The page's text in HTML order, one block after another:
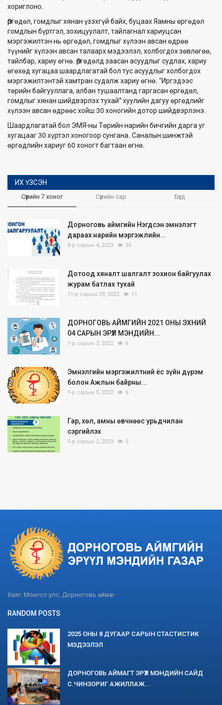
хориглоно.
Өргөдөл, гомдлыг хянан үзэхгүй байх, буцаах Яамны өргөдөл
гомдлын бүртгэл, зохицуулалт, тайлагнал хариуцсан
мэргэжилтэн нь өргөдөл, гомдлыг хүлээн авсан өдрөө
түүнийг хүлээн авсан талаарх мэдээлэл, холбогдох зөвлөгөө,
тайлбар, хариу өгнө. Өргөдөлд заасан асуудлыг судлах, хариу
өгөхөд хугацаа шаардлагатай бол тус асуудлыг холбогдох
мэргэжилтэнтэй хамтран судалж хариу өгнө. “Иргэдээс
төрийн байгууллага, албан тушаалтанд гаргасан өргөдөл,
гомдлыг хянан шийдвэрлэх тухай” хуулийн дагуу өргөдлийг
хүлээн авсан өдрөөс хойш 30 хоногийн дотор шийдвэрлэнэ.
Шаардлагатай бол ЭМЯ-ны Төрийн нарийн бичгийн дарга уг
хугацааг 30 хүртэл хоногоор сунгана. Саналын шинжтэй
өргөдлийн хариуг 60 хоногт багтаан өгнө.
ИХ ҮЗСЭН
Сүүлийн 7 хоног Сүүлийн сар Бүгд
Дорноговь аймгийн Нэгдсэн эмнэлэгт
дараах нарийн мэргэжлийн...
8-р сарын 4, 2023 55
Дотоод хяналт шалгалт зохион байгуулах
журам батлах тухай
11-р сарын 29, 2022 11
ДОРНОГОВЬ АЙМГИЙН 2021 ОНЫ ЭХНИЙ
04 САРЫН ЭРҮҮЛ МЭНДИЙН...
1-р сарын 3, 2022 6
Эмнэлгийн мэргэжилтний ёс зүйн дүрэм
болон Ажлын байрны...
1-р сарын 5, 2022 6
Гар, хөл, амны өвчнөөс урьдчилан
сэргийлэх
5-р сарын 2, 2023 5
Хаяг: Монгол улс, Дорноговь аймаг
RANDOM POSTS
2025 ОНЫ 8 ДУГААР САРЫН СТАСТИСТИК
МЭДЭЭЛЭЛ
ДОРНОГОВЬ АЙМАГТ ЭРҮҮЛ МЭНДИЙН САЙД
С.ЧИНЗОРИГ АЖИЛЛАЖ...